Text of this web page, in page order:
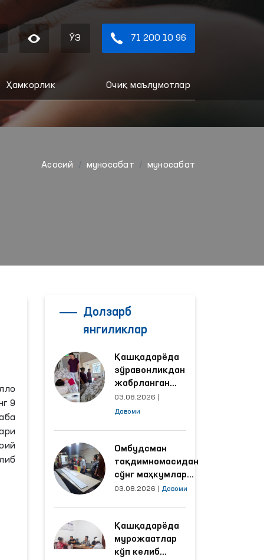
ЎЗ 71 200 10 96
Ҳамкорлик Очиқ маълумотлар
Aсосий муносабат муносабат
9
Долзарб
янгиликлар
Қашқадарёда
зўравонликдан
жабрланган
аёлнинг ҳолати
Омбудсман
03.08.2026
Давоми
Омбудсман
тақдимномасидан
сўнг маҳкумлар
меҳнат қилаётган
яхшиланди
03.08.2026 Давоми
Қашқадарёда
мурожаатлар
кўп келиб